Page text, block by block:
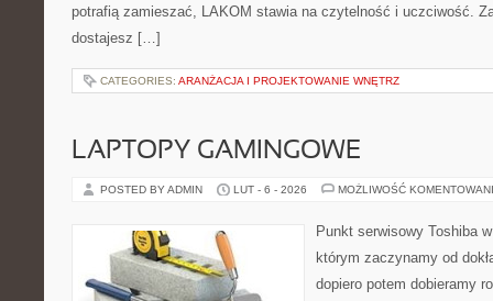
potrafią zamieszać, LAKOM stawia na czytelność i uczciwość.
dostajesz […]
CATEGORIES: ARANŻACJA I PROJEKTOWANIE WNĘTRZ
LAPTOPY GAMINGOWE
POSTED BY ADMIN LUT - 6 - 2026 MOŻLIWOŚĆ
Punkt serwisowy Toshiba
którym zaczynamy od
dopiero potem dobieramy